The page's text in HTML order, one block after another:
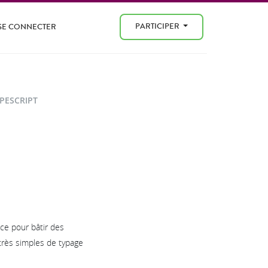
CONNECTER PARTICIPER
pour bâtir des
simples de typage